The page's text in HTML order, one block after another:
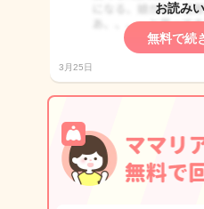
お読み
無料で続
3月25日